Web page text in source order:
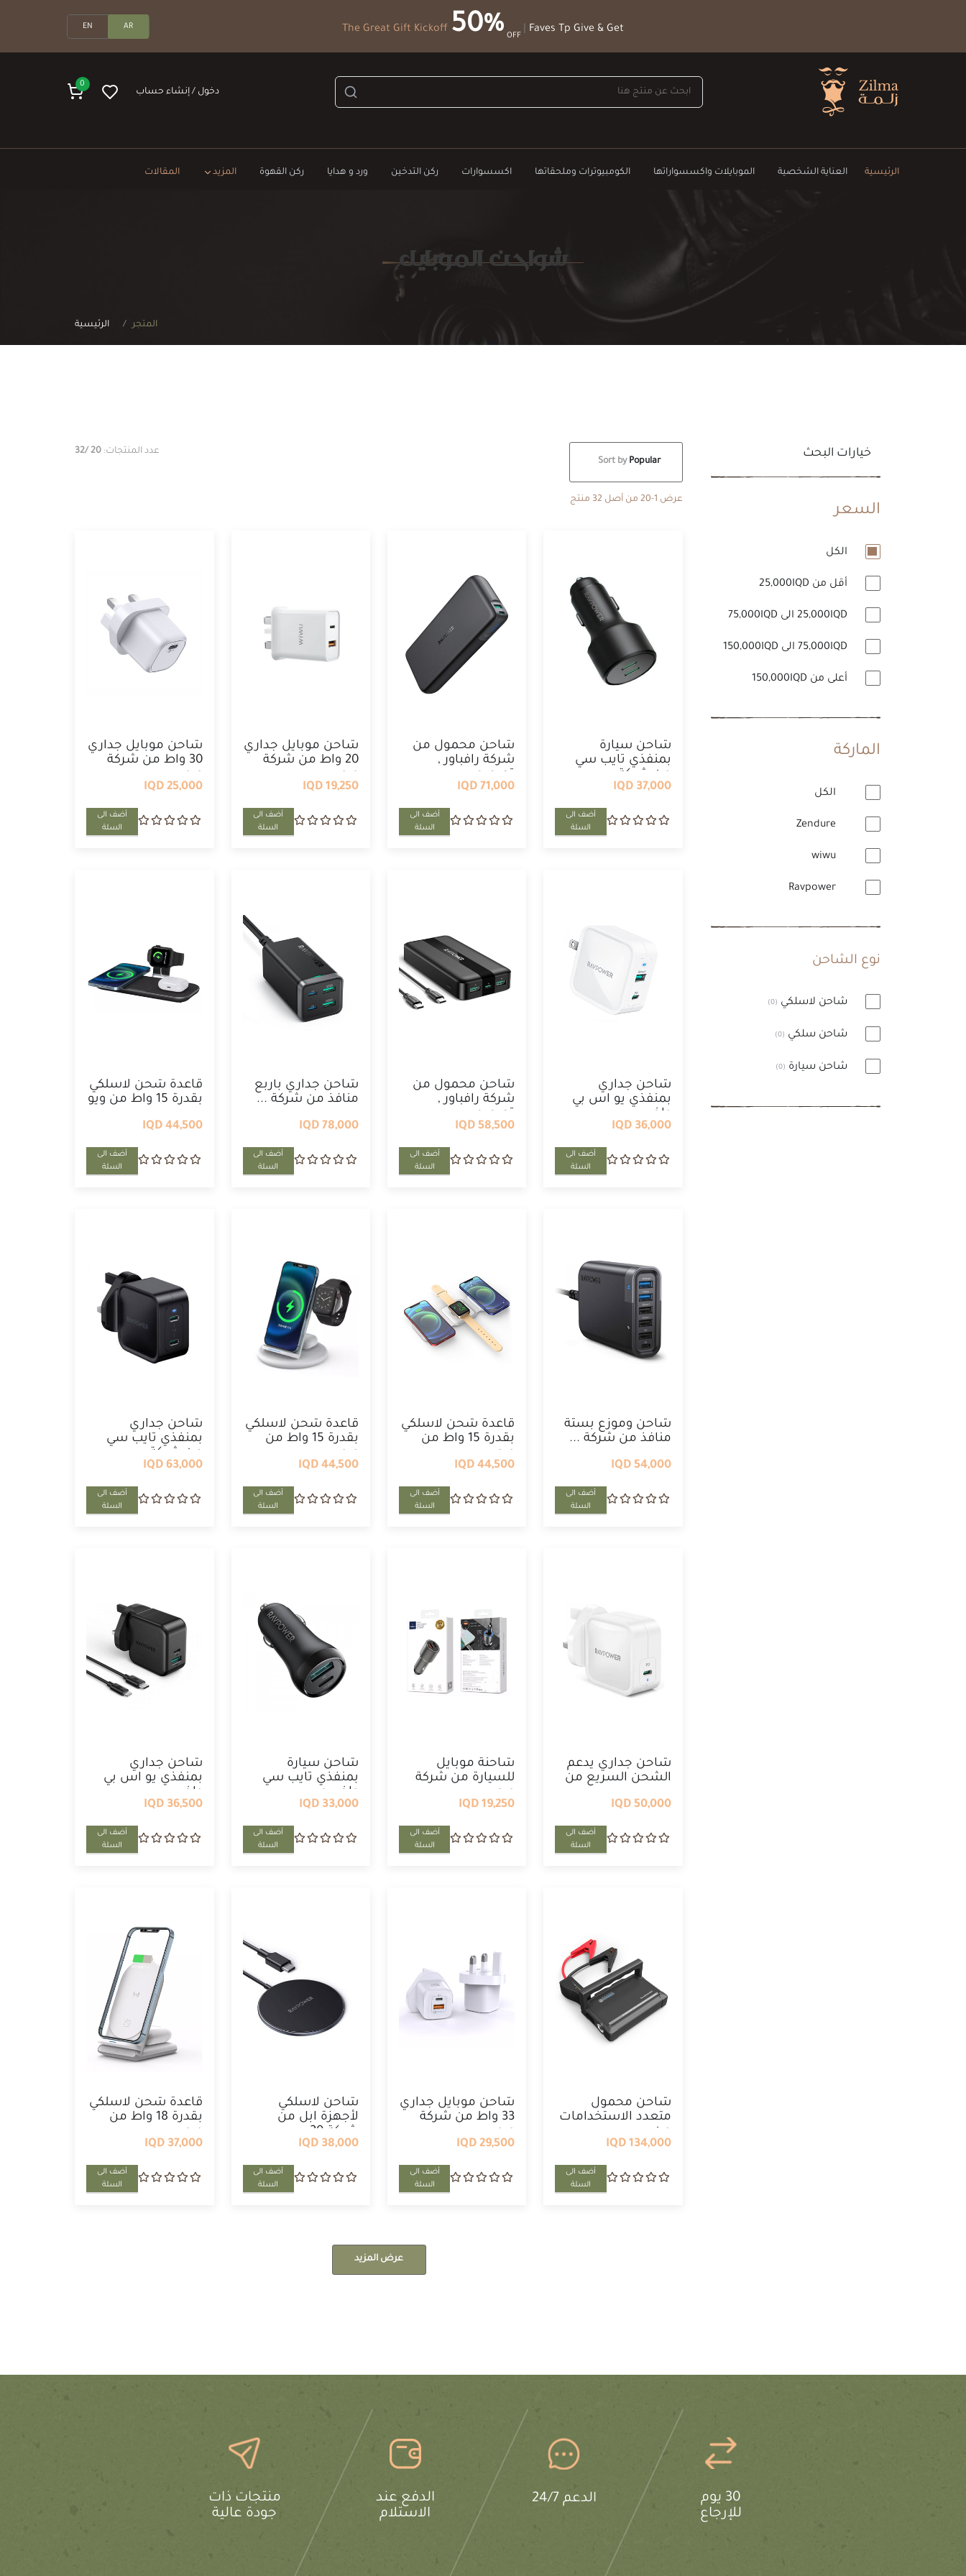
The Great Gift Kickoff 50% OFF
Faves Tp Give & Get
AR
EN
دخول / إنشاء حساب
0
الرئيسية العناية الشخصية الموبايلات واكسسواراتها الكومبيوترات وملحقاتها اكسسوارات ركن التدخين ورد و هدايا ركن القهوة المزيد المقالات
شواحن الموبايل
الرئيسية المتجر
خيارات البحث
السعر
الكل
أقل من 25,000IQD
أعلى من 150,000IQD
الماركة
الكل
Zendure
wiwu
Ravpower
نوع الشاحن
شاحن لاسلكي (0)
شاحن سلكي (0)
شاحن سيارة (0)
Popular
Sort by
عدد المنتجات: 20
/32
عرض 1-20 من أصل 32 منتج
شاحن سيارة
بمنفذي تايب سي
من شركة ...
37,000 IQD
أضف الى
السلة
شاحن محمول من
شركة رافباور ,
تصميم ...
71,000 IQD
أضف الى
السلة
شاحن موبايل جداري
20 واط من شركة
ويو ...
19,250 IQD
أضف الى
السلة
شاحن موبايل جداري
30 واط من شركة
ويو ...
25,000 IQD
أضف الى
السلة
شاحن جداري
بمنفذي يو اس بي
واخر سي ...
36,000 IQD
أضف الى
السلة
شاحن محمول من
شركة رافباور ,
تصميم ...
58,500 IQD
أضف الى
السلة
شاحن جداري بأربع
منافذ من شركة ...
78,000 IQD
أضف الى
السلة
قاعدة شحن لاسلكي
بقدرة 15 واط من ويو
44,500 IQD
أضف الى
السلة
شاحن وموزع بستة
منافذ من شركة ...
54,000 IQD
أضف الى
السلة
قاعدة شحن لاسلكي
بقدرة 15 واط من
ويو, ...
44,500 IQD
أضف الى
السلة
قاعدة شحن لاسلكي
بقدرة 15 واط من
ويو, ...
44,500 IQD
أضف الى
السلة
شاحن جداري
بمنفذي تايب سي
من شركة ...
63,000 IQD
أضف الى
السلة
شاحن جداري يدعم
الشحن السريع من
50,000 IQD
أضف الى
السلة
شاحنة موبايل
للسيارة من شركة
ويو ...
19,250 IQD
أضف الى
السلة
شاحن سيارة
بمنفذي تايب سي
واخر يو ...
33,000 IQD
أضف الى
السلة
شاحن جداري
بمنفذي يو اس بي
واخر سي ...
36,500 IQD
أضف الى
السلة
شاحن محمول
متعدد الاستخدامات
من ...
134,000 IQD
أضف الى
السلة
شاحن موبايل جداري
33 واط من شركة
ويو ...
29,500 IQD
أضف الى
السلة
شاحن لاسلكي
لأجهزة ابل من
شركة 20 ...
38,000 IQD
أضف الى
السلة
قاعدة شحن لاسلكي
بقدرة 18 واط من
ويو, ...
37,000 IQD
أضف الى
السلة
عرض المزيد
منتجات ذات
جودة عالية
الدفع عند
الاستلام
الدعم 24/7
30 يوم
للإرجاع